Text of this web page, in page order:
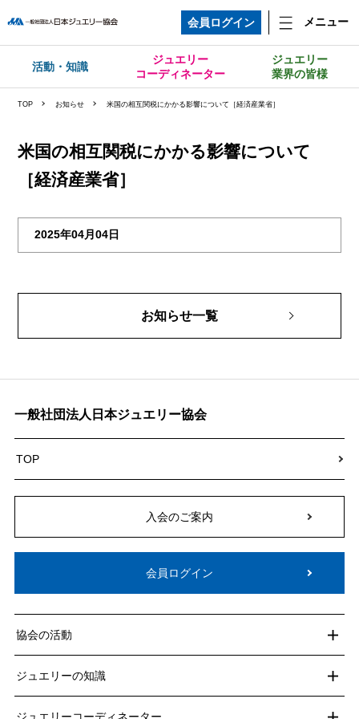
会員ログイン メニュー
活動・知識
ジュエリー
コーディネーター
ジュエリー
業界の皆様
TOP お知らせ ⽶国の相互関税にかかる影響について［経済産業省］
⽶国の相互関税にかかる影響について
［経済産業省］
2025年04月04日
お知らせ一覧
一般社団法人日本ジュエリー協会
TOP
入会のご案内
会員ログイン
協会の活動
ジュエリーの知識